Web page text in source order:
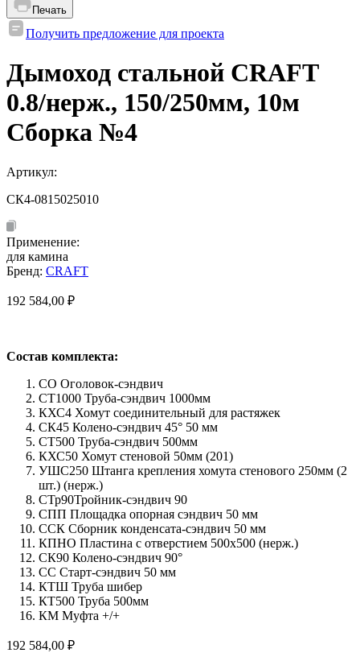
Печать
Получить предложение для проекта
Дымоход стальной CRAFT
0.8/нерж., 150/250мм, 10м
Сборка №4
Артикул:
СК4-0815025010
Применение:
для камина
Бренд: CRAFT
192 584,00 ₽
Состав комплекта:
СО Оголовок-сэндвич
СТ1000 Труба-сэндвич 1000мм
КХС4 Хомут соединительный для растяжек
СК45 Колено-сэндвич 45° 50 мм
СТ500 Труба-сэндвич 500мм
КХС50 Хомут стеновой 50мм (201)
УШС250 Штанга крепления хомута стенового 250мм (2
шт.) (нерж.)
СТр90Тройник-сэндвич 90
СПП Площадка опорная сэндвич 50 мм
ССК Сборник конденсата-сэндвич 50 мм
КПНО Пластина с отверстием 500х500 (нерж.)
СК90 Колено-сэндвич 90°
СС Старт-сэндвич 50 мм
КТШ Труба шибер
КТ500 Труба 500мм
КМ Муфта +/+
192 584,00 ₽